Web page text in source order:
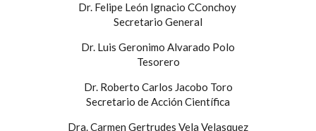
Dr. Felipe León Ignacio CConchoy
Secretario General
Dr. Luis Geronimo Alvarado Polo
Tesorero
Dr. Roberto Carlos Jacobo Toro
Secretario de Acción Científica
Dra. Carmen Gertrudes Vela Velasquez